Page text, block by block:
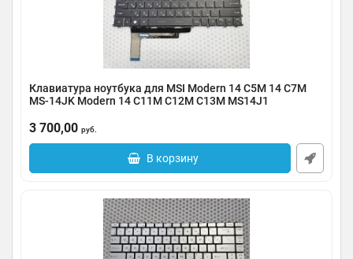
Клавиатура ноутбука для MSI Modern 14 C5M 14 C7M
MS-14JK Modern 14 C11M C12M C13M MS14J1
3 700,00 руб.
В корзину